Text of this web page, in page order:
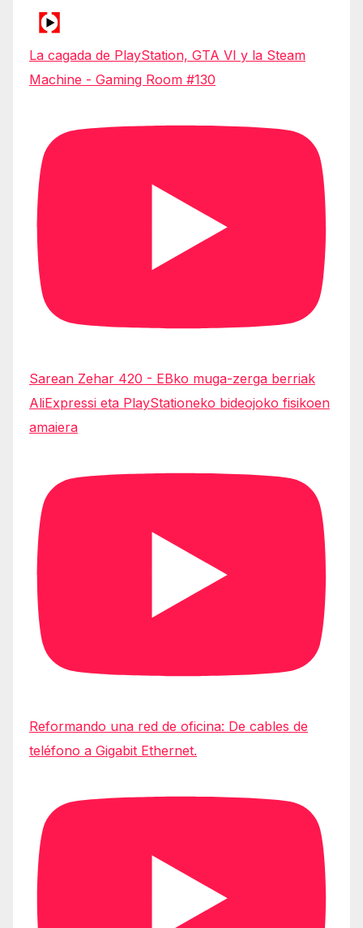
La cagada de PlayStation, GTA VI y la Steam
Machine - Gaming Room #130
Sarean Zehar 420 - EBko muga-zerga berriak
AliExpressi eta PlayStationeko bideojoko fisikoen
amaiera
Reformando una red de oficina: De cables de
teléfono a Gigabit Ethernet.